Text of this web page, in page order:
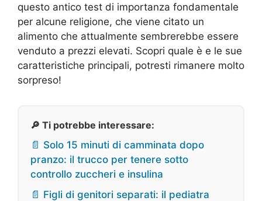
questo antico test di importanza fondamentale
per alcune religione, che viene citato un
alimento che attualmente sembrerebbe essere
venduto a prezzi elevati. Scopri quale è e le sue
caratteristiche principali, potresti rimanere molto
sorpreso!
🔎 Ti potrebbe interessare:
📄 Solo 15 minuti di camminata dopo
pranzo: il trucco per tenere sotto
controllo zuccheri e insulina
📄 Figli di genitori separati: il pediatra